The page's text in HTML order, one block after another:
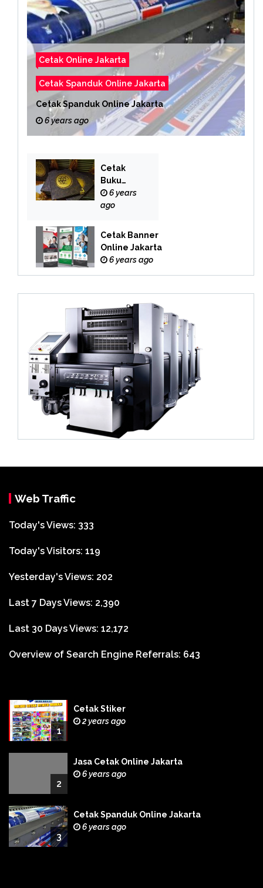
Cetak Online Jakarta
Cetak Spanduk Online Jakarta
Cetak Spanduk Online Jakarta
6 years ago
Cetak
Buku
Yasin
Online
6 years
ago
Cetak Banner
Online Jakarta
6 years ago
Web Traffic
Today's Views: 333
Today's Visitors: 119
Yesterday's Views: 202
Last 7 Days Views: 2,390
Last 30 Days Views: 12,172
Overview of Search Engine Referrals: 643
1
Cetak Stiker
2 years ago
2
Jasa Cetak Online Jakarta
6 years ago
3
Cetak Spanduk Online Jakarta
6 years ago